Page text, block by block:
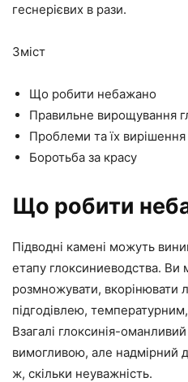
геснерієвих в рази.
Зміст
Що робити небажано
Правильне вирощування
Проблеми та їх вирішення
Боротьба за красу
Що робити
Підводні камені можуть
етапу глоксиниеводства.
розмножувати, вкорінювати
підгодівлею,
Взагалі глоксинія-
вимогливою, але надмірний
ж, скільки неуважність.